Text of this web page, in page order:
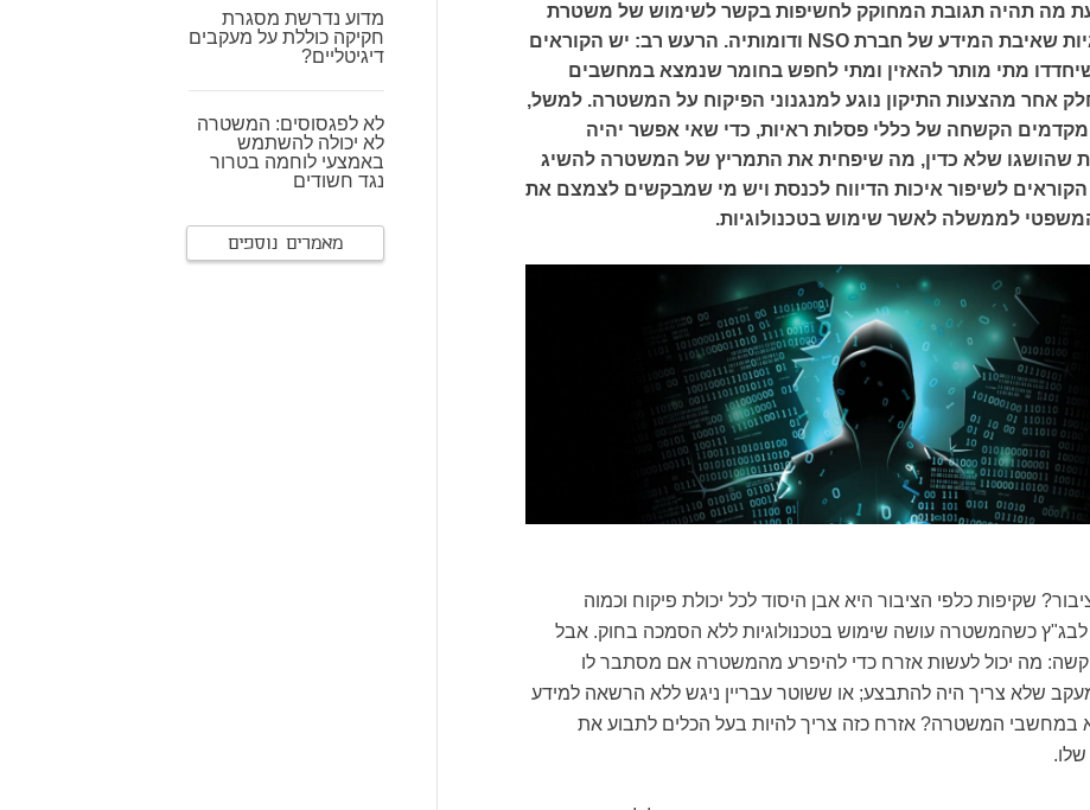
מה תהיה תגובת המחוקק לחשיפות בקשר לשימוש של משטרת
ישראל בטכנולוגיות שאיבת המידע של חברת NSO ודומותיה. הרעש רב: יש הקוראים
מתי מותר להאזין ומתי לחפש בחומר שנמצא במחשבים
אחר מהצעות התיקון נוגע למנגנוני הפיקוח על המשטרה. למשל,
הקשחה של כללי פסלות ראיות, כדי שאי אפשר יהיה
שהושגו שלא כדין, מה שיפחית את התמריץ של המשטרה להשיג
לשיפור איכות הדיווח לכנסת ויש מי שמבקשים לצמצם את
לממשלה לאשר שימוש בטכנולוגיות.
שקיפות כלפי הציבור היא אבן היסוד לכל יכולת פיקוח וכמוה
כשהמשטרה עושה שימוש בטכנולוגיות ללא הסמכה בחוק. אבל
קשה: מה יכול לעשות אזרח כדי להיפרע מהמשטרה אם מסתבר לו
שלא צריך היה להתבצע; או ששוטר עבריין ניגש ללא הרשאה למידע
במחשבי המשטרה? אזרח כזה צריך להיות בעל הכלים לתבוע את
מדוע נדרשת מסגרת
חקיקה כוללת על מעקבים
דיגיטליים?
לא לפגסוסים: המשטרה
לא יכולה להשתמש
באמצעי לוחמה בטרור
נגד חשודים
מאמרים נוספים